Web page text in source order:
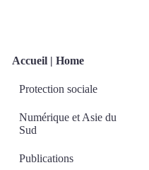
Accueil | Home
Protection sociale
Numérique et Asie du
Sud
Publications